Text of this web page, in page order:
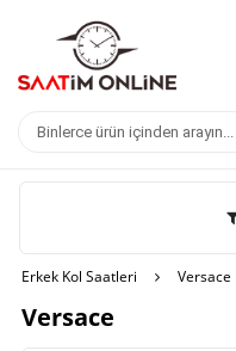
Erkek Kol Saatleri Versace
Versace